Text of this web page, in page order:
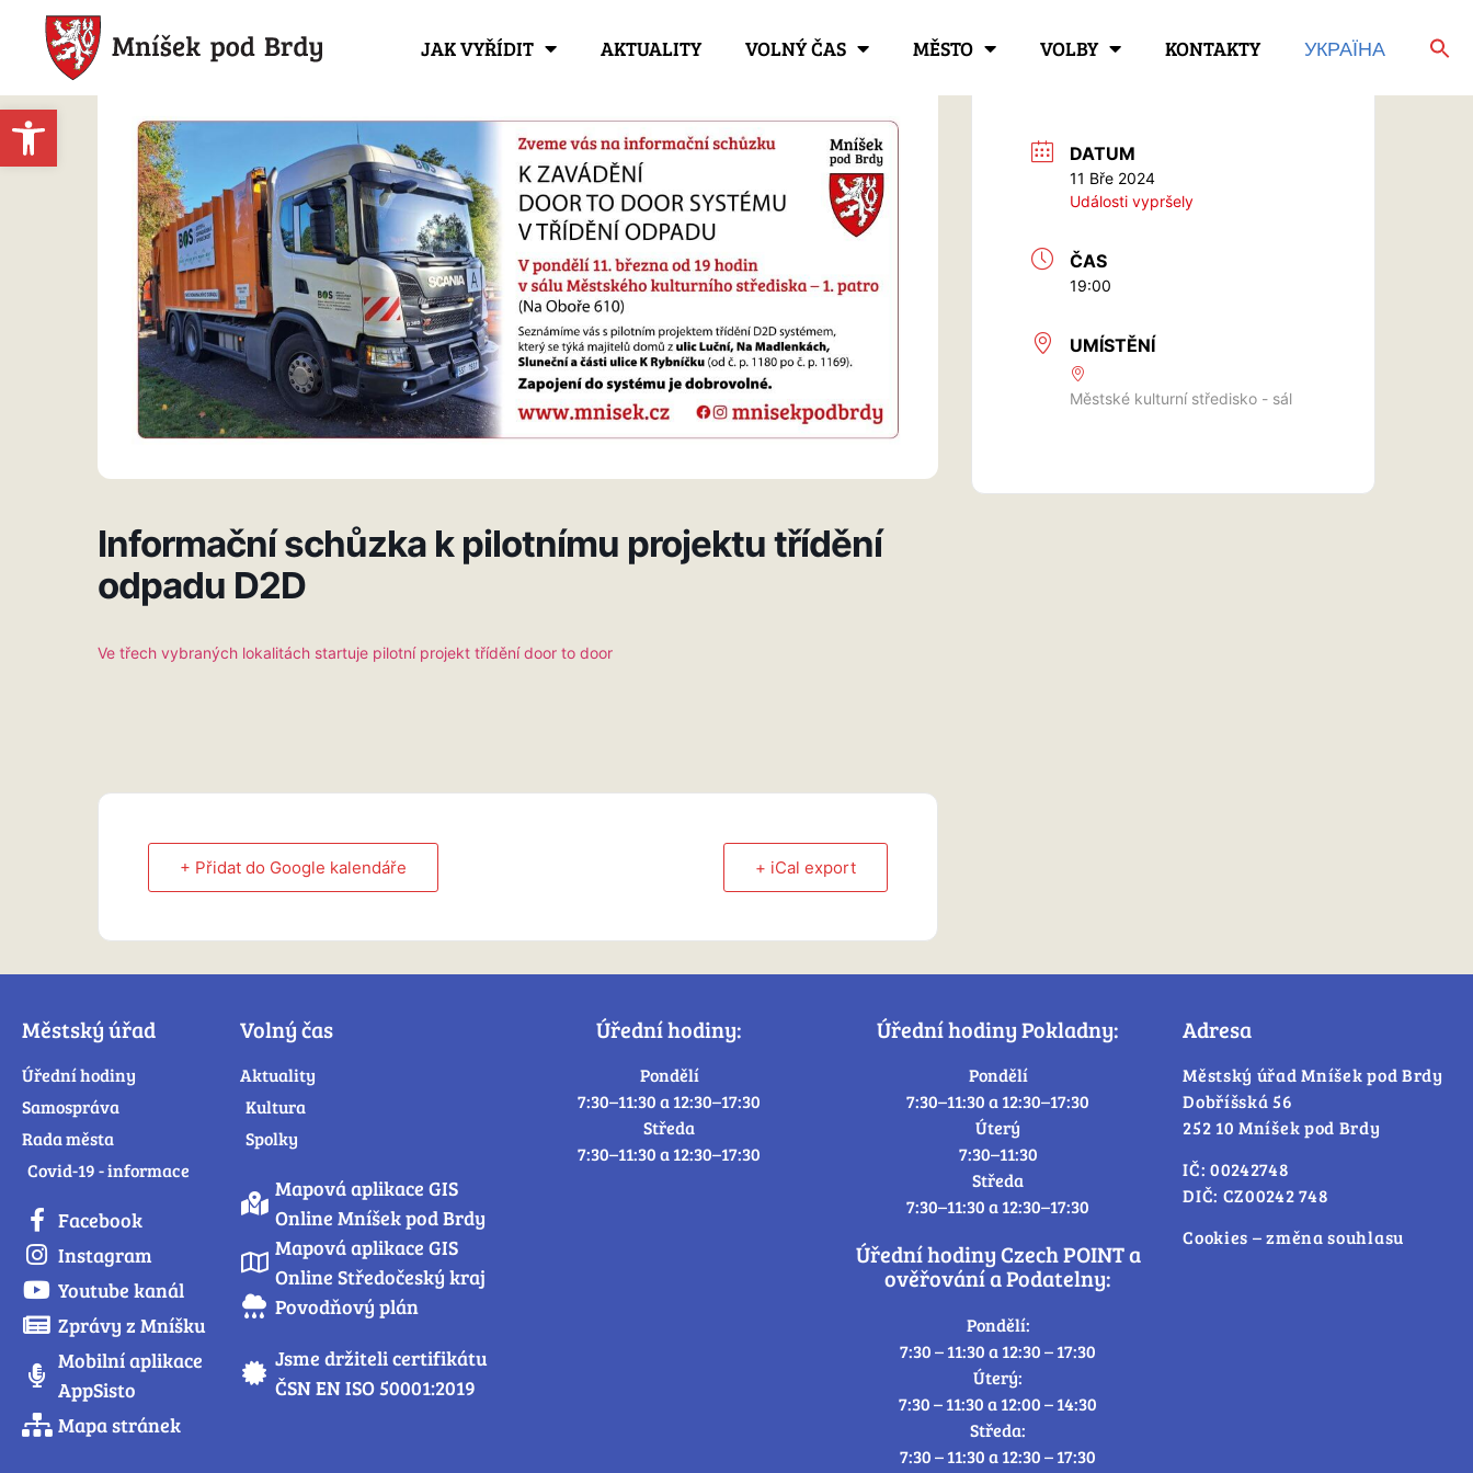
Open toolbar
JAK VYŘÍDIT AKTUALITY VOLNÝ ČAS MĚSTO VOLBY KONTAKTY УКРАЇНА
Informační schůzka k pilotnímu projektu třídění
odpadu D2D
Ve třech vybraných lokalitách startuje pilotní projekt třídění door to door
+ Přidat do Google kalendáře + iCal export
DATUM
11 Bře 2024
Události vypršely
ČAS
19:00
UMÍSTĚNÍ
Městské kulturní středisko - sál
Městský úřad
Úřední hodiny
Samospráva
Rada města
Covid-19 - informace
Facebook
Instagram
Youtube kanál
Zprávy z Mníšku
Mobilní aplikace
AppSisto
Mapa stránek
Volný čas
Aktuality
Kultura
Spolky
Mapová aplikace GIS
Online Mníšek pod Brdy
Mapová aplikace GIS
Online Středočeský kraj
Povodňový plán
Jsme držiteli certifikátu
ČSN EN ISO 50001:2019
Úřední hodiny:
Pondělí
7:30–11:30 a 12:30–17:30
Středa
7:30–11:30 a 12:30–17:30
Úřední hodiny Pokladny:
Pondělí
7:30–11:30 a 12:30–17:30
Úterý
7:30–11:30
Středa
7:30–11:30 a 12:30–17:30
Úřední hodiny Czech POINT a
ověřování a Podatelny:
Pondělí:
7:30 – 11:30 a 12:30 – 17:30
Úterý:
7:30 – 11:30 a 12:00 – 14:30
Středa:
7:30 – 11:30 a 12:30 – 17:30
Adresa
Městský úřad Mníšek pod Brdy
Dobříšská 56
252 10 Mníšek pod Brdy
IČ: 00242748
DIČ: CZ00242 748
Cookies – změna souhlasu